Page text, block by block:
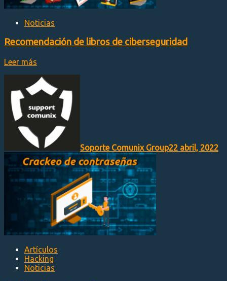
Noticias
Recomendación de libros de ciberseguridad
Leer más
Soporte Comunix Group22 abril, 2022
Artículos
Hacking
Noticias